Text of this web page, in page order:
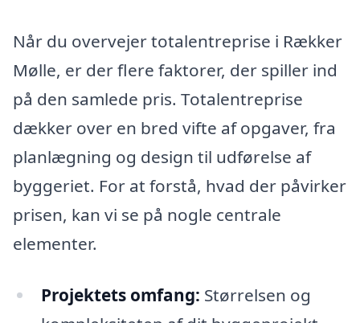
Når du overvejer totalentreprise i Rækker
Mølle, er der flere faktorer, der spiller ind
på den samlede pris. Totalentreprise
dækker over en bred vifte af opgaver, fra
planlægning og design til udførelse af
byggeriet. For at forstå, hvad der påvirker
prisen, kan vi se på nogle centrale
elementer.
Projektets omfang: Størrelsen og